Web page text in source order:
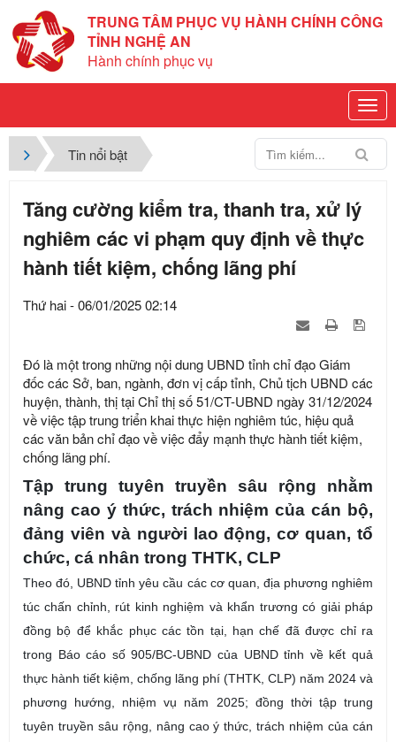
TRUNG TÂM PHỤC VỤ HÀNH CHÍNH CÔNG
TỈNH NGHỆ AN
Hành chính phục vụ
Tin nổi bật
Tăng cường kiểm tra, thanh tra, xử lý
nghiêm các vi phạm quy định về thực
hành tiết kiệm, chống lãng phí
Thứ hai - 06/01/2025 02:14
Đó là một trong những nội dung UBND tỉnh chỉ đạo Giám
đốc các Sở, ban, ngành, đơn vị cấp tỉnh, Chủ tịch UBND các
huyện, thành, thị tại Chỉ thị số 51/CT-UBND ngày 31/12/2024
về việc tập trung triển khai thực hiện nghiêm túc, hiệu quả
các văn bản chỉ đạo về việc đẩy mạnh thực hành tiết kiệm,
chống lãng phí.
Tập trung tuyên truyền sâu rộng nhằm
nâng cao ý thức, trách nhiệm của cán bộ,
đảng viên và người lao động, cơ quan, tổ
chức, cá nhân trong THTK, CLP
Theo đó, UBND tỉnh yêu cầu các cơ quan, địa phương nghiêm
túc chấn chỉnh, rút kinh nghiệm và khẩn trương có giải pháp
đồng bộ để khắc phục các tồn tại, hạn chế đã được chỉ ra
trong Báo cáo số 905/BC-UBND của UBND tỉnh về kết quả
thực hành tiết kiệm, chống lãng phí (THTK, CLP) năm 2024 và
phương hướng, nhiệm vụ năm 2025; đồng thời tập trung
tuyên truyền sâu rộng, nâng cao ý thức, trách nhiệm của cán